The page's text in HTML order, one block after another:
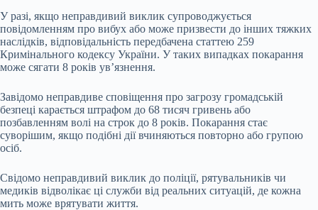
У разі, якщо неправдивий виклик супроводжується
повідомленням про вибух або може призвести до інших тяжких
наслідків, відповідальність передбачена статтею 259
Кримінального кодексу України. У таких випадках покарання
може сягати 8 років ув’язнення.
Завідомо неправдиве сповіщення про загрозу громадській
безпеці карається штрафом до 68 тисяч гривень або
позбавленням волі на строк до 8 років. Покарання стає
суворішим, якщо подібні дії вчиняються повторно або групою
осіб.
Свідомо неправдивий виклик до поліції, рятувальників чи
медиків відволікає ці служби від реальних ситуацій, де кожна
мить може врятувати життя.